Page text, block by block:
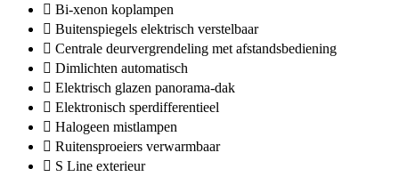
Bi-xenon koplampen
Buitenspiegels elektrisch verstelbaar
Centrale deurvergrendeling met afstandsbediening
Dimlichten automatisch
Elektrisch glazen panorama-dak
Elektronisch sperdifferentieel
Halogeen mistlampen
Ruitensproeiers verwarmbaar
S Line exterieur